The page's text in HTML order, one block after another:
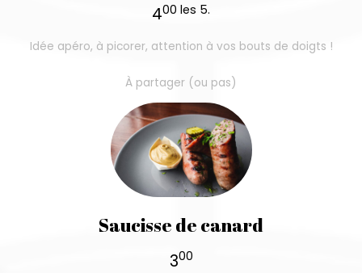
400 les 5.
Idée apéro, à picorer, attention à vos bouts de doigts !
À partager (ou pas)
Saucisse de canard
300